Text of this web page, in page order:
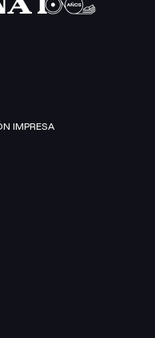
IMPRESA